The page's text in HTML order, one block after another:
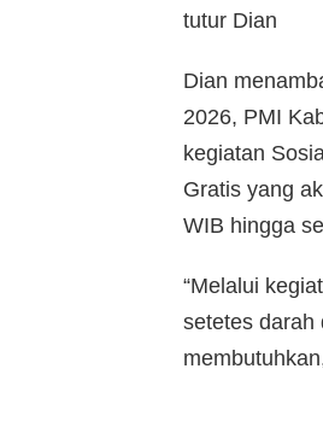
tutur Dian
Dian
2026, PMI
kegiatan
Gratis yang
WIB hingga
“Melalui
setetes darah